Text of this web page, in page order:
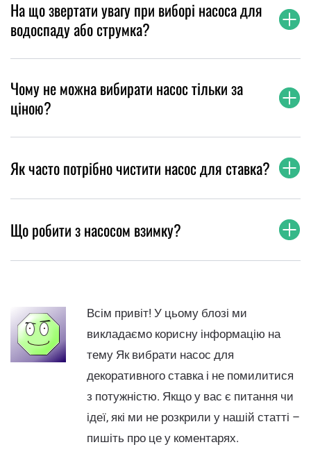
На що звертати увагу при виборі насоса для
водоспаду або струмка?
Чому не можна вибирати насос тільки за
ціною?
Як часто потрібно чистити насос для ставка?
Що робити з насосом взимку?
Всім привіт! У цьому блозі ми
викладаємо корисну інформацію на
тему Як вибрати насос для
декоративного ставка і не помилитися
з потужністю. Якщо у вас є питання чи
ідеї, які ми не розкрили у нашій статті –
пишіть про це у коментарях.